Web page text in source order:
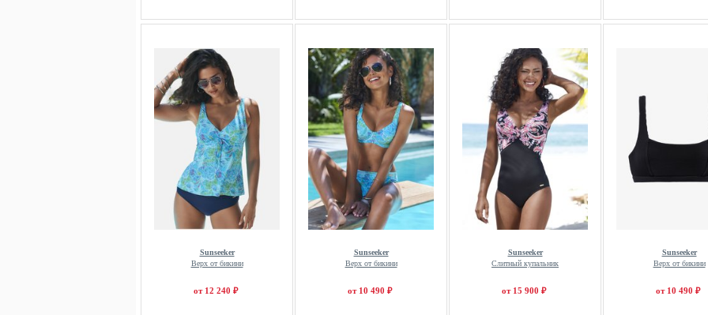
Sunseeker
Верх от бикини
от 12 240 ₽
Sunseeker
Верх от бикини
от 10 490 ₽
Sunseeker
Слитный купальник
от 15 900 ₽
Sunseeker
Верх от бикини
от 10 490 ₽